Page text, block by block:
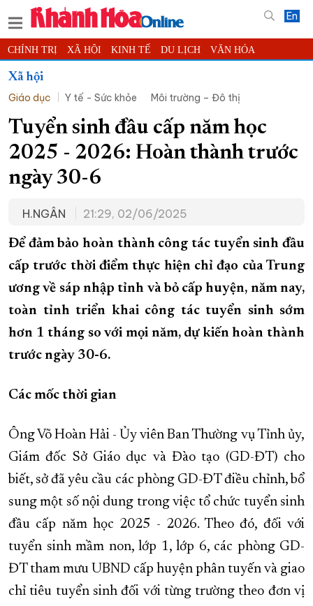
En
CHÍNH TRỊ XÃ HỘI KINH TẾ DU LỊCH VĂN HÓA
THỂ THAO
KHOA HỌC - CÔNG NGHỆ PHÁP LUẬT BẠN ĐỌC
THẾ GIỚI MULTIMEDIA VIDEO ĐỌC BÁO ONLINE
PODCAST THÔNG TIN - QUẢNG CÁO
QUY HOẠCH TỈNH KHÁNH HÒA
CHUNG TAY CẢI CÁCH HÀNH CHÍNH
XÂY DỰNG NÔNG THÔN MỚI LỊCH CẮT ĐIỆN
TÀU - XE - MÁY BAY
KỶ NIỆM 370 NĂM XÂY DỰNG VÀ PHÁT TRIỂN TỈNH KHÁNH HÒA
KHOẢNH KHẮC ĐẸP XỨ TRẦM
XÂY DỰNG KHÁNH HÒA TRỞ THÀNH THÀNH PHỐ TRỰC THUỘC
ĐẠI HỘI ĐẢNG CÁC CẤP
Xã hội
Giáo dục
Y tế - Sức khỏe Môi trường – Đô thị
Tuyển sinh đầu cấp năm học
2025 - 2026: Hoàn thành trước
ngày 30-6
H.NGÂN 21:29, 02/06/2025
Để đảm bảo hoàn thành công tác tuyển sinh đầu
cấp trước thời điểm thực hiện chỉ đạo của Trung
ương về sáp nhập tỉnh và bỏ cấp huyện, năm nay,
toàn tỉnh triển khai công tác tuyển sinh sớm
hơn 1 tháng so với mọi năm, dự kiến hoàn thành
trước ngày 30-6.
Các mốc thời gian
Ông Võ Hoàn Hải - Ủy viên Ban Thường vụ Tỉnh ủy,
Giám đốc Sở Giáo dục và Đào tạo (GD-ĐT) cho
biết, sở đã yêu cầu các phòng GD-ĐT điều chỉnh, bổ
sung một số nội dung trong việc tổ chức tuyển sinh
đầu cấp năm học 2025 - 2026. Theo đó, đối với
tuyển sinh mầm non, lớp 1, lớp 6, các phòng GD-
ĐT tham mưu UBND cấp huyện phân tuyến và giao
chỉ tiêu tuyển sinh đối với từng trường theo đơn vị